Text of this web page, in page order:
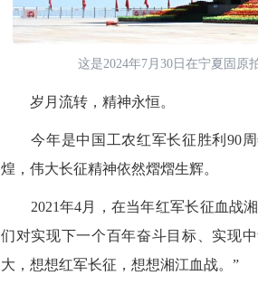
这是2024年7月30日在宁夏固原
岁月流转，精神永恒。
今年是中国工农红军长征胜利90周
煌，伟大长征精神依然熠熠生辉。
2021年4月，在当年红军长征血战湘
们对实现下一个百年奋斗目标、实现
大，想想红军长征，想想湘江血战。”